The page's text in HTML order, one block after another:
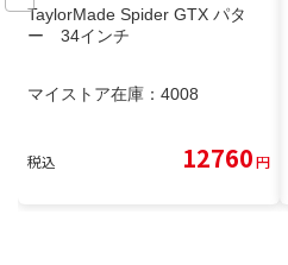
TaylorMade Spider GTX パタ
ー 34インチ
マイストア在庫： 4008
税込 12760円